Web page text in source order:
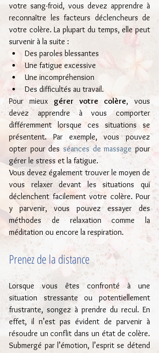
votre sang-froid, vous devez apprendre à
reconnaître les facteurs déclencheurs de
votre colère. La plupart du temps, elle peut
survenir à la suite :
Des paroles blessantes
Une fatigue excessive
Une incompréhension
Des difficultés au travail.
Pour mieux gérer votre colère, vous
devez apprendre à vous comporter
différemment lorsque ces situations se
présentent. Par exemple, vous pouvez
opter pour des séances de massage pour
gérer le stress et la fatigue.
Vous devez également trouver le moyen de
vous relaxer devant les situations qui
déclenchent facilement votre colère. Pour
y parvenir, vous pouvez essayer des
méthodes de relaxation comme la
méditation ou encore la respiration.
Prenez de la distance
Lorsque vous êtes confronté à une
situation stressante ou potentiellement
frustrante, songez à prendre du recul. En
effet, il n’est pas évident de parvenir à
résoudre un conflit dans un état de colère.
Submergé par l’émotion, l’esprit se détend